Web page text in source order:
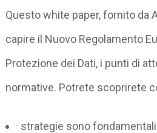
Questo white paper, fornito da
capire il Nuovo Regolamento
Protezione dei Dati, i punti di
normative. Potrete scoprirete
strategie sono